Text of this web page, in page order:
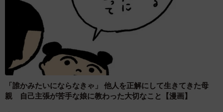
「正直僕らも同じ気持ちでし、泣きました。きちんと死を
理解しながらも心に想いが残っているんだな…と」
――今後、娘さんにはどのように成長してほしいですか？
「心がけなくてもすでに優しさや思いやりができているよ
うなので、このまま自分らしく成長してもらえればいいと
思っています」
「誰かみたいにならなきゃ」 他人を正解にして生きてきた母
親 自己主張が苦手な娘に教わった大切なこと【漫画】